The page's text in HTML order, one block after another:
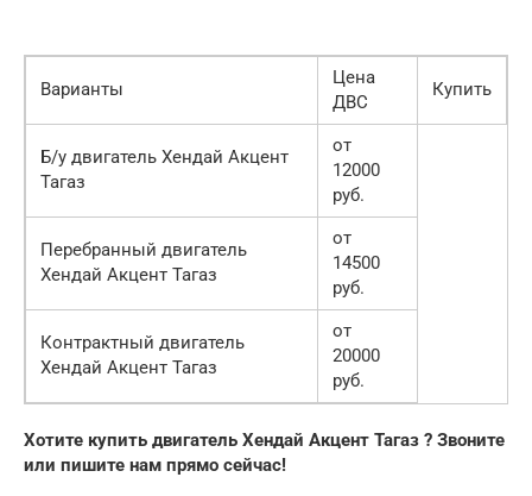
Варианты
Цена
ДВС
Купить
Б/у двигатель Хендай Акцент
Тагаз
от
12000
руб.
Перебранный двигатель
Хендай Акцент Тагаз
от
14500
руб.
Контрактный двигатель
Хендай Акцент Тагаз
от
20000
руб.
Хотите купить двигатель Хендай Акцент Тагаз ? Звоните
или пишите нам прямо сейчас!